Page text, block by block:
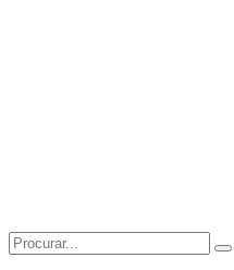
Search
for: